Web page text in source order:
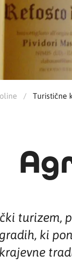
/ Turistične
turizem,
ki